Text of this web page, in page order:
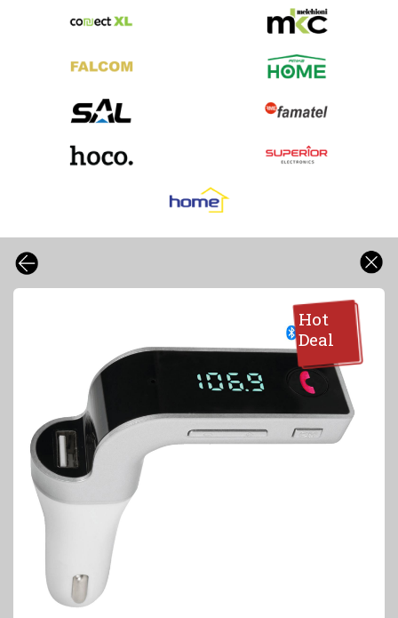
Hot
Deal